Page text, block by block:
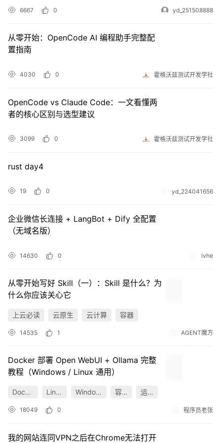
6667 0 yd_251508888
从零开始：OpenCode AI 编程助手完整配
置指南
4030 0 霍格沃兹测试开发学社
OpenCode vs Claude Code：一文看懂两
者的核心区别与选型建议
3099 0 霍格沃兹测试开发学社
rust day4
19 0 yd_224041656
企业微信长连接 + LangBot + Dify 全配置
（无域名版）
14630 0 lvhe
从零开始写好 Skill（一）：Skill 是什么？为
什么你应该关心它
上云必读 云原生 云计算 容器
14535 1 AGENT魔方
Docker 部署 Open WebUI + Ollama 完整
教程（Windows / Linux 通用）
Docker Linux Windows 容器 运维
18049 0 程序员老张
我的网站连同VPN之后在Chrome无法打开